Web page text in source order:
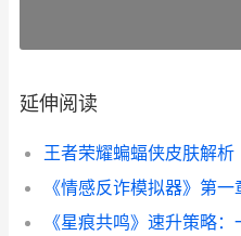
延伸阅读
王者荣耀蝙蝠侠皮肤解析